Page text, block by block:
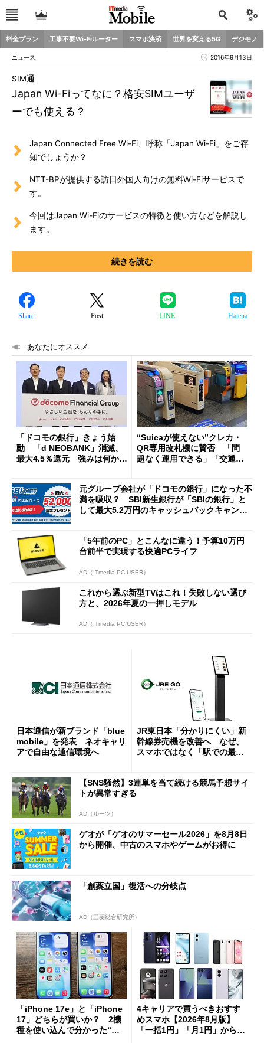
料金プラン 工事不要Wi-Fiルーター スマホ決済 世界を変える5G デジモノ
ニュース 2016年9月13日
Japan Wi-Fiってなに？格安SIMユーザ
ーでも使える？
SIM通
Japan Connected Free Wi-Fi、呼称「Japan Wi-Fi」をご存
知でしょうか？
NTT-BPが提供する訪日外国人向けの無料Wi-Fiサービスで
す。
今回はJapan Wi-Fiのサービスの特徴と使い方などを解説し
ます。
続きを読む
Share Post LINE Hatena
あなたにオススメ
「ドコモの銀行」きょう始
動 「d NEOBANK」消滅、
最大4.5％還元 強みは何か解
“Suicaが使えない”クレカ・
QR専用改札機に賛否 「問
題なく運用できる」「交通系I
元グループ会社が「ドコモの銀行」になった不
満を吸収？ SBI新生銀行が「SBIの銀行」と
して最大5.2万円のキャッシュバックキャンペ
「5年前のPC」とこんなに違う！予算10万円
台前半で実現する快適PCライフ
AD（ITmedia PC USER）
これから選ぶ新型TVはこれ！失敗しない選び
方と、2026年夏の一押しモデル
AD（ITmedia PC USER）
日本通信が新ブランド「blue
mobile」を発表 ネオキャリ
アで自由な通信環境へ
JR東日本「分かりにくい」新
幹線券売機を改善へ なぜ、
スマホではなく「駅での最短
【SNS騒然】3連単を当て続ける競馬予想サイ
トが異常すぎる
AD（ルーツ）
ゲオが「ゲオのサマーセール2026」を8月8日
から開催、中古のスマホやゲームがお得に
「創薬立国」復活への分岐点
AD（三菱総合研究所）
「iPhone 17e」と「iPhone
17」どちらが買いか？ 2機
種を使い込んで分かった“ス
4キャリアで買うべきおすす
めスマホ【2026年8月版】
「一括1円」「月1円」からお